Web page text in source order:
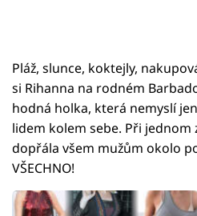
Pláž, slunce, koktejly,
si Rihanna na rodném
hodná holka, která nemyslí
lidem kolem sebe. Při jednom
dopřála všem mužům okolo
VŠECHNO!